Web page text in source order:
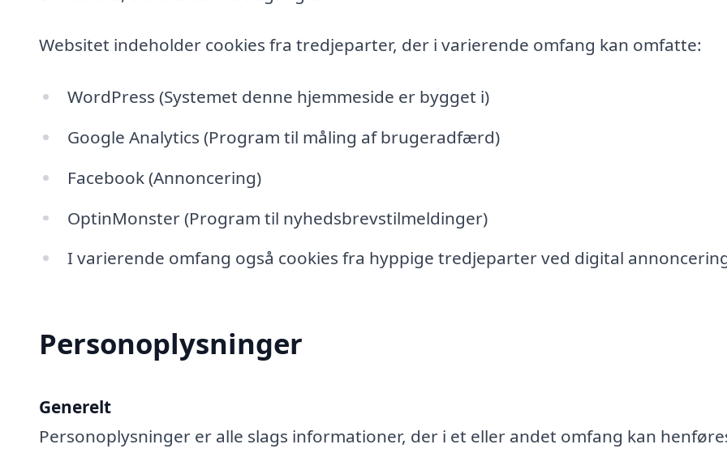
Websitet indeholder cookies fra tredjeparter, der i varierende omfang kan omfatte:
WordPress (Systemet denne hjemmeside er bygget i)
Google Analytics (Program til måling af brugeradfærd)
Facebook (Annoncering)
OptinMonster (Program til nyhedsbrevstilmeldinger)
I varierende omfang også cookies fra hyppige tredjeparter ved digital
Personoplysninger
Generelt
Personoplysninger er alle slags informationer, der i et eller andet omfang kan